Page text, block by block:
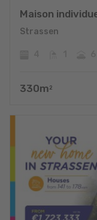
Maison
Strassen
330m 2